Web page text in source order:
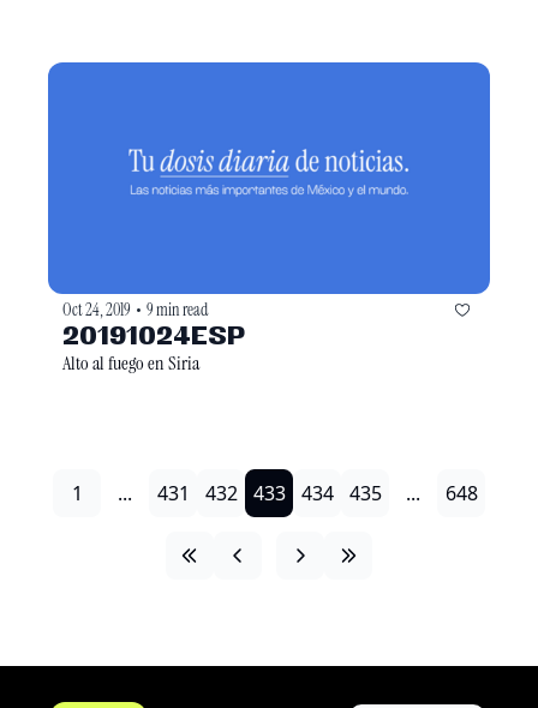
Oct 24, 2019 • 9 min read
20191024ESP
Alto al fuego en Siria
1 ... 431 432 433 434 435 ... 648